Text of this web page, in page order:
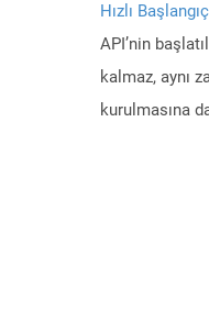
Hızlı Başlangıç
API’nin
kalmaz, aynı
kurulmasına